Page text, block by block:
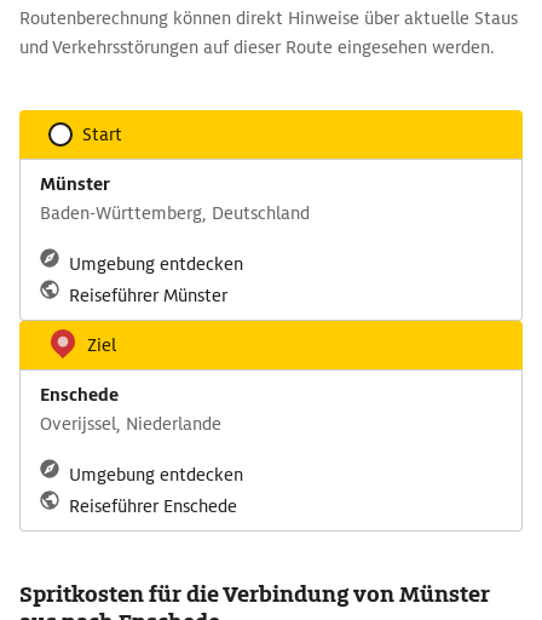
Routenberechnung können direkt Hinweise über aktuelle Staus
und Verkehrsstörungen auf dieser Route eingesehen werden.
Start
Münster
Baden-Württemberg, Deutschland
Umgebung entdecken
Reiseführer Münster
Ziel
Enschede
Overijssel, Niederlande
Umgebung entdecken
Reiseführer Enschede
Spritkosten für die Verbindung von Münster